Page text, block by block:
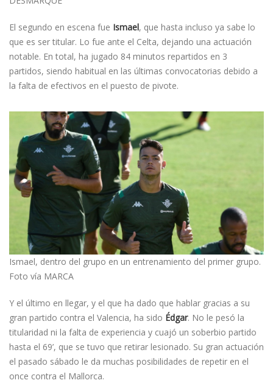
El segundo en escena fue Ismael, que hasta incluso ya sabe lo
que es ser titular. Lo fue ante el Celta, dejando una actuación
notable. En total, ha jugado 84 minutos repartidos en 3
partidos, siendo habitual en las últimas convocatorias debido a
la falta de efectivos en el puesto de pivote.
Ismael, dentro del grupo en un entrenamiento del primer grupo.
Foto vía MARCA
Y el último en llegar, y el que ha dado que hablar gracias a su
gran partido contra el Valencia, ha sido Édgar. No le pesó la
titularidad ni la falta de experiencia y cuajó un soberbio partido
hasta el 69’, que se tuvo que retirar lesionado. Su gran actuación
el pasado sábado le da muchas posibilidades de repetir en el
once contra el Mallorca.